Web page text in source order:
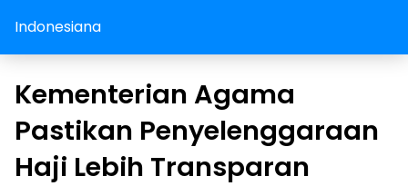
Indonesiana
Kementerian Agama
Pastikan Penyelenggaraan
Haji Lebih Transparan